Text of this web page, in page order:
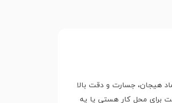
هیجان، جسارت و دقت بالا
محل کار هستی یا یه